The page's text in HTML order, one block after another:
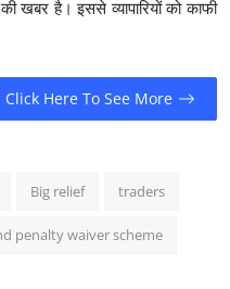
खबर है। इससे व्यापारियों को काफी
Click Here To See More
Big relief traders
penalty waiver scheme